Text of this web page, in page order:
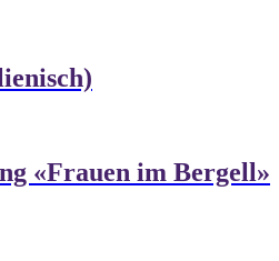
«Frauen im Bergell»